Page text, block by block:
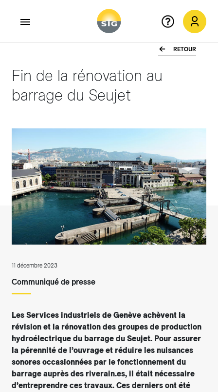
RETOUR
Fin de la rénovation au
barrage du Seujet
11 décembre 2023
Communiqué de presse
Les Services industriels de Genève achèvent la
révision et la rénovation des groupes de production
hydroélectrique du barrage du Seujet. Pour assurer
la pérennité de l’ouvrage et réduire les nuisances
sonores occasionnées par le fonctionnement du
barrage auprès des riverain.es, il était nécessaire
d’entreprendre ces travaux. Ces derniers ont été